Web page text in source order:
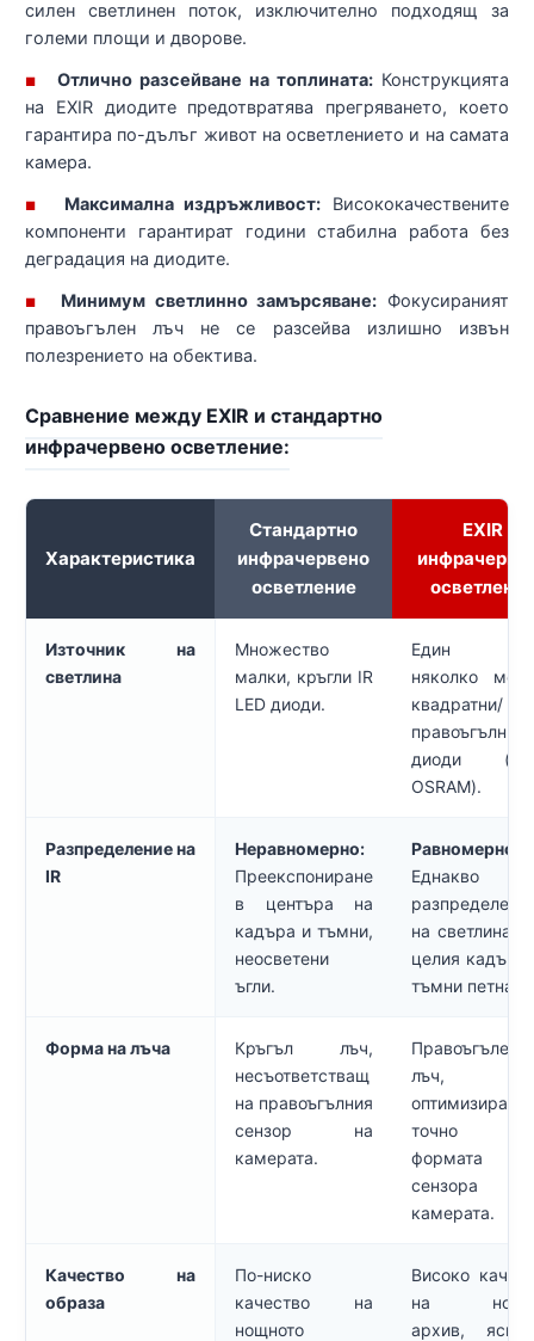
силен светлинен поток, изключително подходящ за
големи площи и дворове.
■ Отлично разсейване на топлината:Конструкцията
на EXIR диодите предотвратява прегряването, което
гарантира по-дълъг живот на осветлението и на самата
камера.
■ Максимална издръжливост: Висококачествените
компоненти гарантират години стабилна работа без
деградация на диодите.
■ Минимум светлинно замърсяване: Фокусираният
правоъгълен лъч не се разсейва излишно извън
полезрението на обектива.
Сравнение между EXIR и стандартно
инфрачервено осветление:
Характеристика
Стандартно
инфрачервено
осветление
EXIR
Източник на
светлина
Множество
малки, кръгли IR
LED диоди.
Един
няколко
квадратни/
правоъгълни
диоди
OSRAM).
Разпределение на
IR
Неравномерно:
Преекспониране
в центъра на
кадъра и тъмни,
неосветени
ъгли.
Равномерно:
Еднакво
на
целия кадър,
тъмни петна.
Форма на лъча
Кръгъл лъч,
несъответстващ
на правоъгълния
сензор на
камерата.
Правоъгълен
лъч,
оптимизиран
точно
формата
сензора
камерата.
Качество на
образа
По-ниско
качество на
нощното
Високо
на
архив,